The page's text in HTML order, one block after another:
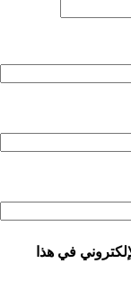
في هذا